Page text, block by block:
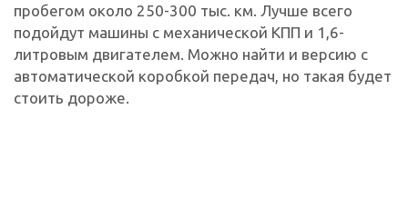
пробегом около 250-300 тыс. км. Лучше всего
подойдут машины с механической КПП и 1,6-
литровым двигателем. Можно найти и версию с
автоматической коробкой передач, но такая будет
стоить дороже.